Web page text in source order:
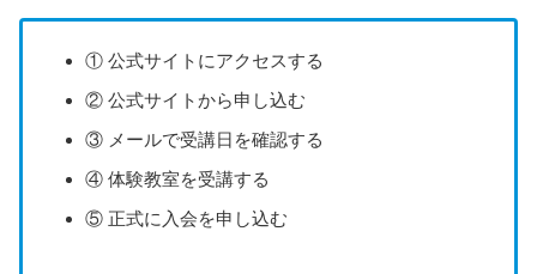
① 公式サイトにアクセスする
② 公式サイトから申し込む
③ メールで受講日を確認する
④ 体験教室を受講する
⑤ 正式に入会を申し込む